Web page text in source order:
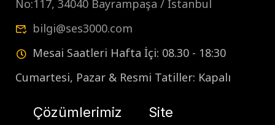
No:117, 34040 Bayrampaşa / İstanbul
bilgi@ses3000.com
Mesai Saatleri Hafta İçi: 08.30 - 18:30
Cumartesi, Pazar & Resmi Tatiller: Kapalı
Çözümlerimiz
Site